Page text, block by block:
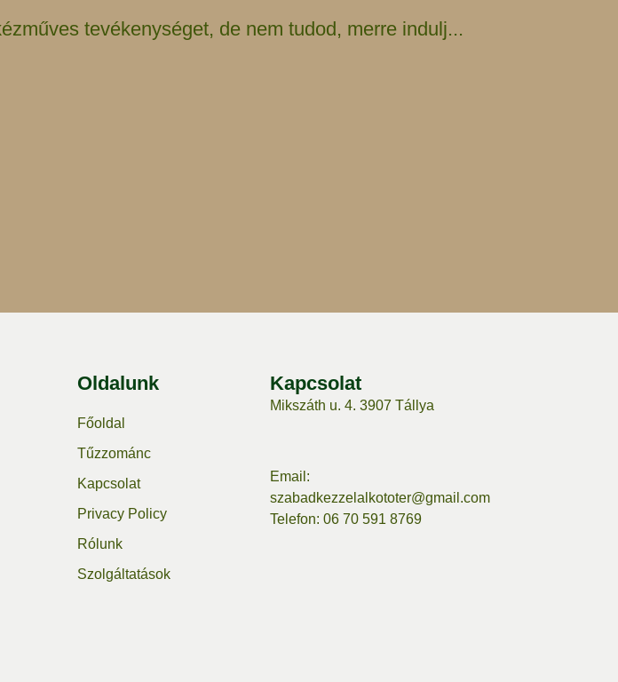
tevékenységet, de nem tudod, merre indulj...
Oldalunk
Főoldal
Tűzzománc
Kapcsolat
Privacy Policy
Rólunk
Szolgáltatások
Kapcsolat
Mikszáth u. 4.3907 Tállya
Email:
szabadkezzelalkototer@gmail.com
Telefon: 06 70 591 8769